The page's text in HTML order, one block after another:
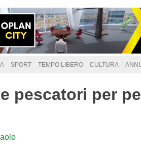
SPORT TEMPO LIBERO CULTURA
pescatori per